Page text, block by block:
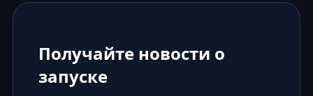
Получайте новости о
запуске